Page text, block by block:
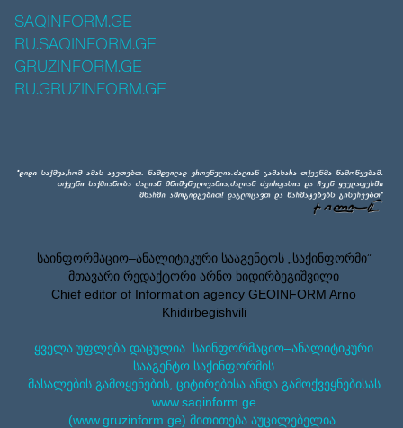
SAQINFORM.GE
RU.SAQINFORM.GE
GRUZINFORM.GE
RU.GRUZINFORM.GE
საინფორმაციო–ანალიტიკური სააგენტოს „საქინფორმი”
მთავარი რედაქტორი არნო ხიდირბეგიშვილი
Chief editor of Information agency GEOINFORM Arno
Khidirbegishvili
ყველა უფლება დაცულია. საინფორმაციო–ანალიტიკური
სააგენტო საქინფორმის
მასალების გამოყენების, ციტირებისა ანდა გამოქვეყნებისას
www.saqinform.ge
(www.gruzinform.ge) მითითება აუცილებელია.